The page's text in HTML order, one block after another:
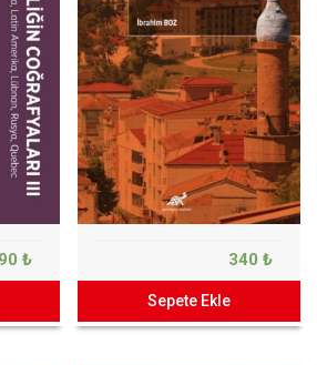
₺ 340 ₺
Sepete Ekle